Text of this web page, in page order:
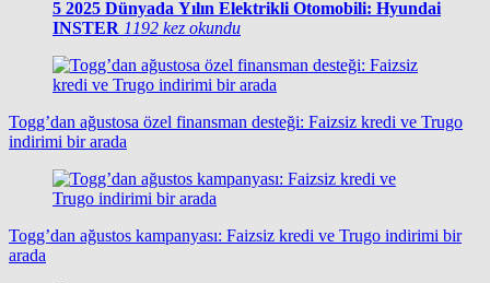
5 2025 Dünyada Yılın Elektrikli Otomobili: Hyundai
INSTER 1192 kez okundu
Togg’dan ağustosa özel finansman desteği: Faizsiz kredi ve Trugo
indirimi bir arada
Togg’dan ağustos kampanyası: Faizsiz kredi ve Trugo indirimi bir
arada